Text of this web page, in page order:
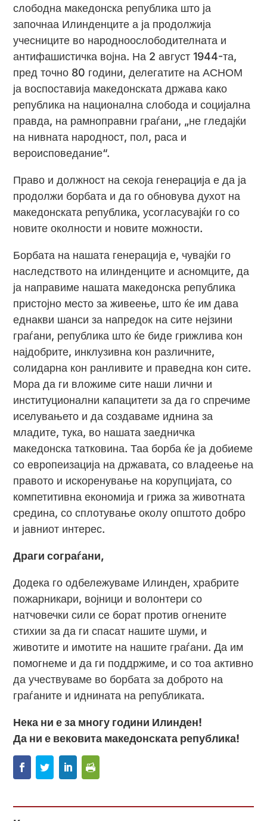
слободна македонска република што ја
започнаа Илинденците а ја продолжија
учесниците во народноослободителната и
антифашистичка војна. На 2 август 1944-та,
пред точно 80 години, делегатите на АСНОМ
ја воспоставија македонската држава како
република на национална слобода и социјална
правда, на рамноправни граѓани, „не гледајќи
на нивната народност, пол, раса и
вероисповедание“.
Право и должност на секоја генерација е да ја
продолжи борбата и да го обновува духот на
македонската република, усогласувајќи го со
новите околности и новите можности.
Борбата на нашата генерација е, чувајќи го
наследството на илинденците и асномците, да
ја направиме нашата македонска република
пристојно место за живеење, што ќе им дава
еднакви шанси за напредок на сите нејзини
граѓани, република што ќе биде грижлива кон
најдобрите, инклузивна кон различните,
солидарна кон ранливите и праведна кон сите.
Мора да ги вложиме сите наши лични и
институционални капацитети за да го спречиме
иселувањето и да создаваме иднина за
младите, тука, во нашата заедничка
македонска татковина. Таа борба ќе ја добиеме
со европеизација на државата, со владеење на
правото и искоренување на корупцијата, со
компетитивна економија и грижа за животната
средина, со сплотување околу општото добро
и јавниот интерес.
Драги сограѓани,
Додека го одбележуваме Илинден, храбрите
пожарникари, војници и волонтери со
натчовечки сили се борат против огнените
стихии за да ги спасат нашите шуми, и
животите и имотите на нашите граѓани. Да им
помогнеме и да ги поддржиме, и со тоа активно
да учествуваме во борбата за доброто на
граѓаните и иднината на републиката.
Нека ни е за многу години Илинден!
Да ни е вековита македонската република!